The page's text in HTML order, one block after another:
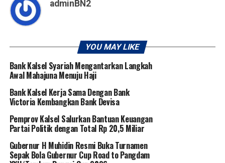
adminBN2
YOU MAY LIKE
Bank Kalsel Syariah Mengantarkan Langkah
Awal Mahajuna Menuju Haji
Bank Kalsel Kerja Sama Dengan Bank
Victoria Kembangkan Bank Devisa
Pemprov Kalsel Salurkan Bantuan Keuangan
Partai Politik dengan Total Rp 20,5 Miliar
Gubernur H Muhidin Resmi Buka Turnamen
Sepak Bola Gubernur Cup Road to Pangdam